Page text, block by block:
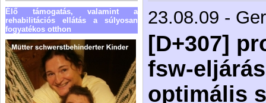
Élő támogatás, valamint a
rehabilitációs ellátás a súlyosan
fogyatékos otthon
23.08.09 -
[D+307]
fsw-
optimális